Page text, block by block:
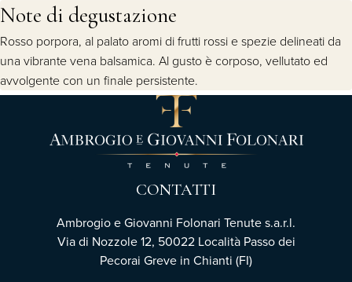
Note di degustazione
Rosso porpora, al palato aromi di frutti rossi e spezie delineati da
una vibrante vena balsamica. Al gusto è corposo, vellutato ed
avvolgente con un finale persistente.
CONTATTI
Ambrogio e Giovanni Folonari Tenute s.a.r.l.
Via di Nozzole 12, 50022 Località Passo dei
Pecorai Greve in Chianti (FI)